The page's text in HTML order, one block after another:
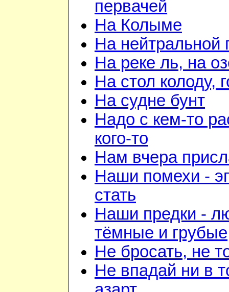
первачей
На Колыме
На нейтральной
На реке ль, на
На стол колоду,
На судне бунт
Надо с кем-то
кого-то
Нам вчера
Наши помехи -
стать
Наши предки -
тёмные и грубые
Не бросать, не
Не впадай ни в